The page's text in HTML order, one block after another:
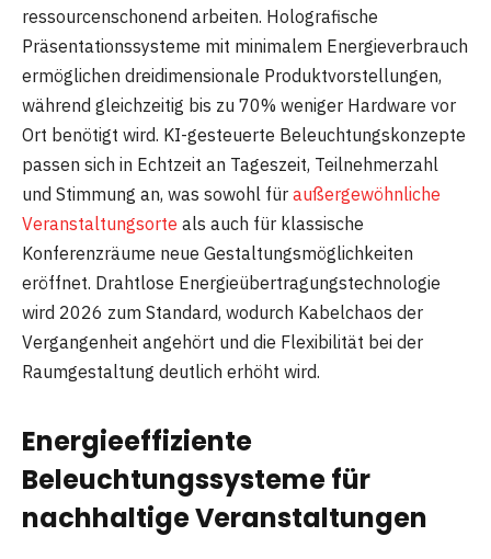
ressourcenschonend arbeiten. Holografische
Präsentationssysteme mit minimalem Energieverbrauch
ermöglichen dreidimensionale Produktvorstellungen,
während gleichzeitig bis zu 70% weniger Hardware vor
Ort benötigt wird. KI-gesteuerte Beleuchtungskonzepte
passen sich in Echtzeit an Tageszeit, Teilnehmerzahl
und Stimmung an, was sowohl für außergewöhnliche
Veranstaltungsorte als auch für klassische
Konferenzräume neue Gestaltungsmöglichkeiten
eröffnet. Drahtlose Energieübertragungstechnologie
wird 2026 zum Standard, wodurch Kabelchaos der
Vergangenheit angehört und die Flexibilität bei der
Raumgestaltung deutlich erhöht wird.
Energieeffiziente
Beleuchtungssysteme für
nachhaltige Veranstaltungen